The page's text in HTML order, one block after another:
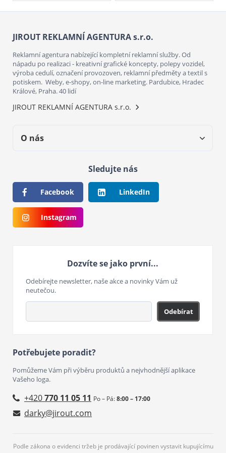
JIROUT REKLAMNÍ AGENTURA s.r.o.
Reklamní agentura nabízející kompletní reklamní služby. Od
nápadu po realizaci - kreativní grafické koncepty, polepy vozidel,
výroba cedulí, označení provozoven, reklamní předměty a textil s
potiskem. Weby, e-shopy, on-line marketing. Pardubice, Hradec
Králové, Praha. 40 lidí
JIROUT REKLAMNÍ AGENTURA s.r.o.
O nás
Sledujte nás
Facebook LinkedIn
Instagram
Dozvíte se jako první...
Odebírejte newsletter, naše akce a novinky Vám už
neutečou.
Odebírat
Potřebujete poradit?
Pomůžeme Vám při výběru produktů a nejvhodnější aplikace
Vašeho loga.
+420770 11 05 11 Po – Pá:8:00 – 17:00
darky@jirout.com
Podle zákona o evidenci tržeb je prodávající povinen vystavit kupujícímu